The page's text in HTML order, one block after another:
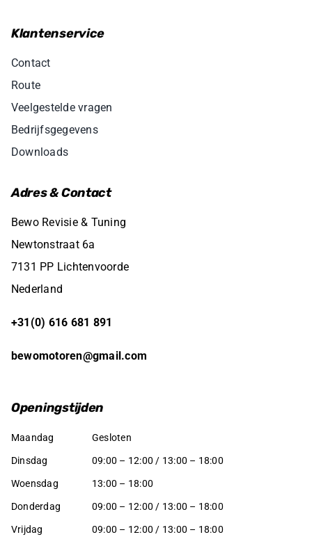
Klantenservice
Contact
Route
Veelgestelde vragen
Bedrijfsgegevens
Downloads
Adres & Contact
Bewo Revisie & Tuning
Newtonstraat 6a
7131 PP Lichtenvoorde
Nederland
+31(0) 616 681 891
bewomotoren@gmail.com
Openingstijden
Maandag Gesloten
Dinsdag 09:00 – 12:00 / 13:00 – 18:00
Woensdag 13:00 – 18:00
Donderdag 09:00 – 12:00 / 13:00 – 18:00
Vrijdag 09:00 – 12:00 / 13:00 – 18:00